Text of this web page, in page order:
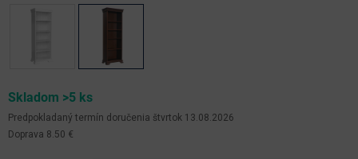
Skladom >5 ks
Predpokladaný termín doručenia štvrtok 13.08.2026
Doprava 8.50 €